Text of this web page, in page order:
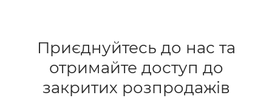
Приєднуйтесь до нас та
отримайте доступ до
закритих розпродажів